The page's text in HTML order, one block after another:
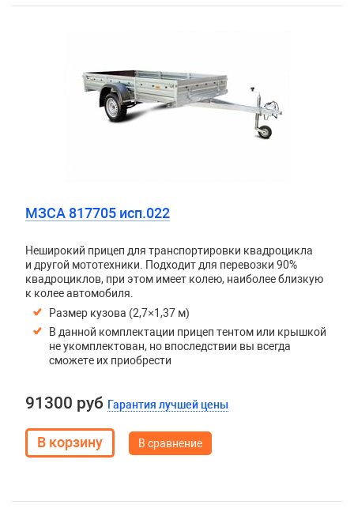
МЗСА 817705 исп.022
Неширокий прицеп для транспортировки квадроцикла
и другой мототехники. Подходит для перевозки 90%
квадроциклов, при этом имеет колею, наиболее близкую
к колее автомобиля.
Размер кузова (2,7×1,37 м)
В данной комплектации прицеп тентом или крышкой
не укомплектован, но впоследствии вы всегда
сможете их приобрести
91300 руб Гарантия лучшей цены
В сравнение